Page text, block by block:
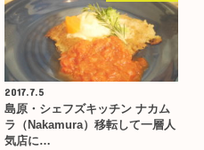
2017.7.5
島原・シェフズキッチン ナカム
ラ（Nakamura）移転して一層人
気店に…